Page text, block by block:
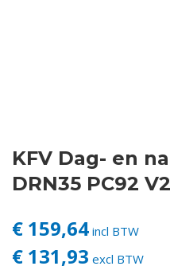
Login
KFV Dag- en
DRN35 PC92
€ 159,64 incl BTW
€ 131,93 excl BTW